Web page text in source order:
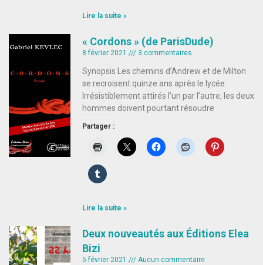
Lire la suite »
« Cordons » (de ParisDude)
8 février 2021 3 commentaires
Synopsis Les chemins d’Andrew et de Milton
se recroisent quinze ans après le lycée.
Irrésistiblement attirés l’un par l’autre, les deux
hommes doivent pourtant résoudre
Partager :
Lire la suite »
Deux nouveautés aux Éditions Elea
Bizi
5 février 2021 Aucun commentaire